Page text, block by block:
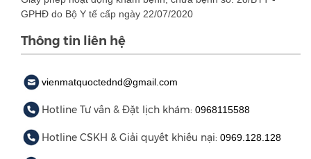
GPHĐ do Bộ Y tế cấp ngày 22/07/2020
Thông tin liên hệ
vienmatquoctednd@gmail.com
Hotline Tư vấn & Đặt lịch khám: 0968115588
Hotline CSKH & Giải quyết khiếu nại: 0969.128.128